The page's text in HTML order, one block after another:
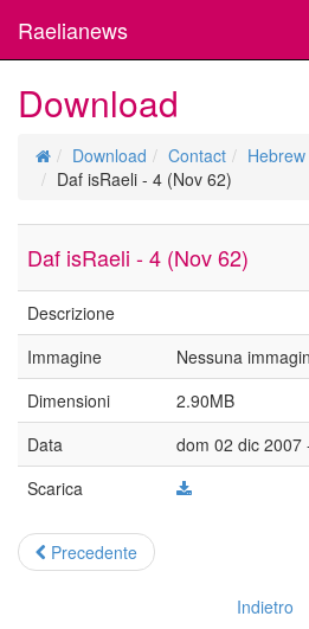
Raelianews
Download
Download Contact
Hebrew
Daf isRaeli - 4 (Nov 62)
Daf isRaeli - 4 (Nov 62)
Descrizione
Immagine
Nessuna
Dimensioni
2.90MB
Data
dom 02 dic 2007
Scarica
Precedente
Indietro